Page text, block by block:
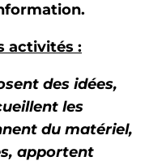
activités :
des idées,
les
du matériel,
apportent